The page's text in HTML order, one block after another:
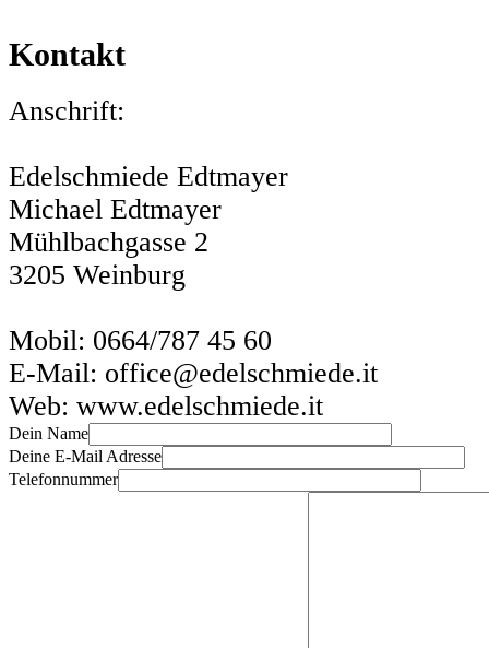
Lambretta
Piaggio
Kontakt
Anschrift:
Edelschmiede Edtmayer
Michael Edtmayer
Mühlbachgasse 2
3205 Weinburg
Mobil: 0664/787 45 60
E-Mail: office@edelschmiede.it
Web: www.edelschmiede.it
Dein Name
Deine E-Mail Adresse
Telefonnummer